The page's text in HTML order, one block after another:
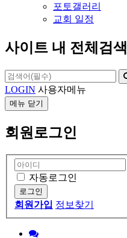
포토갤러리
교회 일정
사이트 내 전체검색
LOGIN 사용자메뉴
메뉴 닫기
회원로그인
자동로그인
회원가입 정보찾기